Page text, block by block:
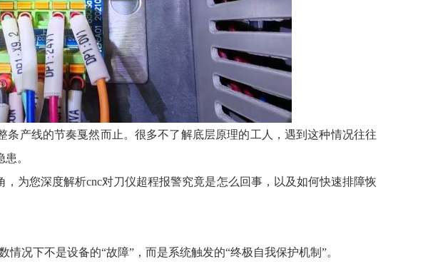
产线的节奏戛然而止。很多不了解底层原理的工人，遇到这种情况往往
。
为您深度解析cnc对刀仪超程报警究竟是怎么回事，以及如何快速排障恢
况下不是设备的“故障”，而是系统触发的“终极自我保护机制”。